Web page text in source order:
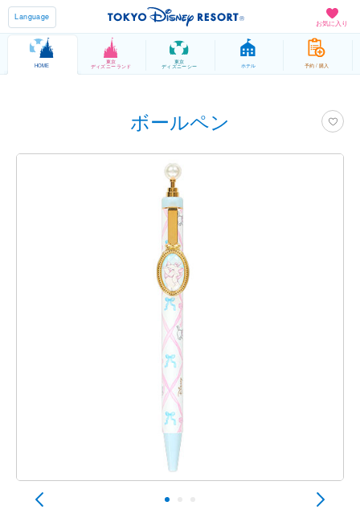
お気に入り
Language
HOME
東京
ディズニーランド
東京
ディズニーシー ホテル 予約 / 購入
ボールペン